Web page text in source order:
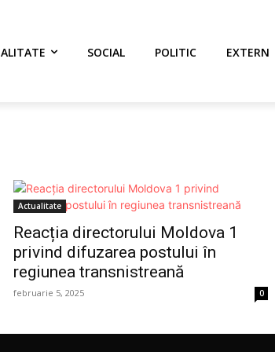
SOCIAL POLITIC EXTERN
Actualitate
Reacția directorului Moldova 1
privind difuzarea postului în
regiunea transnistreană
februarie 5, 2025 0